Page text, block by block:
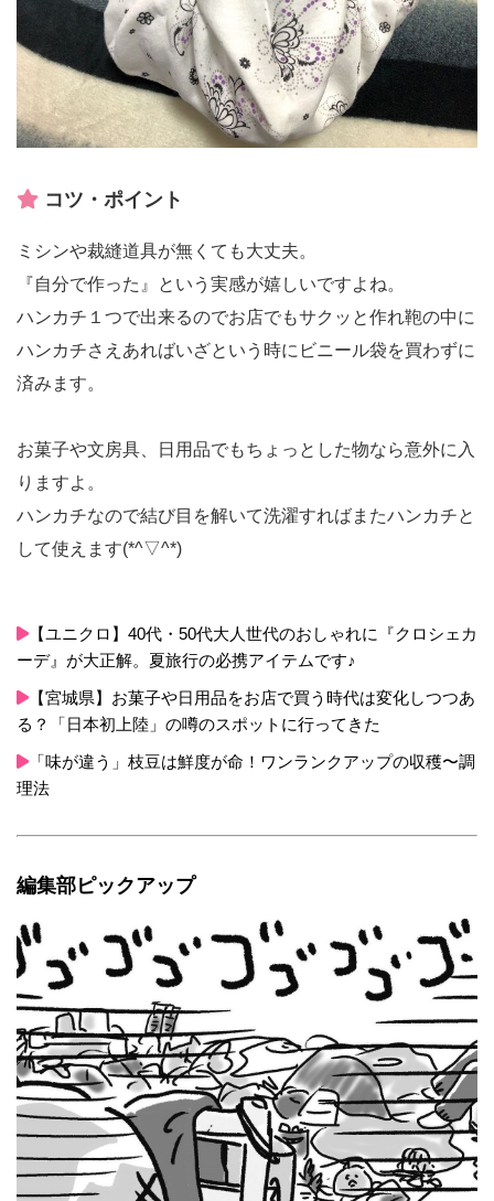
コツ・ポイント
ミシンや裁縫道具が無くても大丈夫。
『自分で作った』という実感が嬉しいですよね。
ハンカチ１つで出来るのでお店でもサクッと作れ鞄の中に
ハンカチさえあればいざという時にビニール袋を買わずに
済みます。
お菓子や文房具、日用品でもちょっとした物なら意外に入
りますよ。
ハンカチなので結び目を解いて洗濯すればまたハンカチと
して使えます(*^▽^*)
【ユニクロ】40代・50代大人世代のおしゃれに『クロシェカ
ーデ』が大正解。夏旅行の必携アイテムです♪
【宮城県】お菓子や日用品をお店で買う時代は変化しつつあ
る？「日本初上陸」の噂のスポットに行ってきた
「味が違う」枝豆は鮮度が命！ワンランクアップの収穫〜調
理法
編集部ピックアップ